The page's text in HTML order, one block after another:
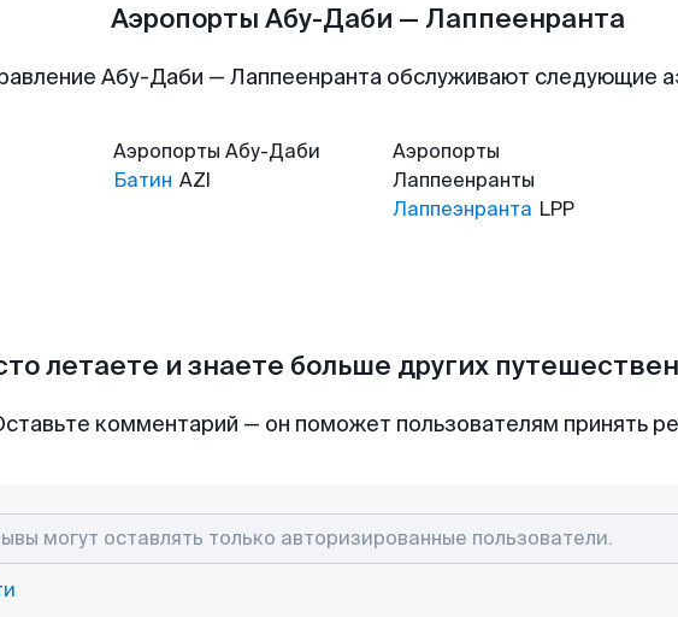
Аэропорты Абу-Даби — Лаппеенранта
Абу-Даби — Лаппеенранта обслуживают следующие
Аэропорты Абу-Даби
Батин AZI
Аэропорты
Лаппеенранты
Лаппеэнранта LPP
летаете и знаете больше других
комментарий — он поможет пользователям принять